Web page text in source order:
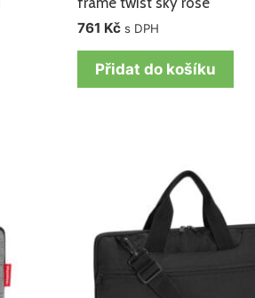
761 Kč s DPH
Přidat do košíku